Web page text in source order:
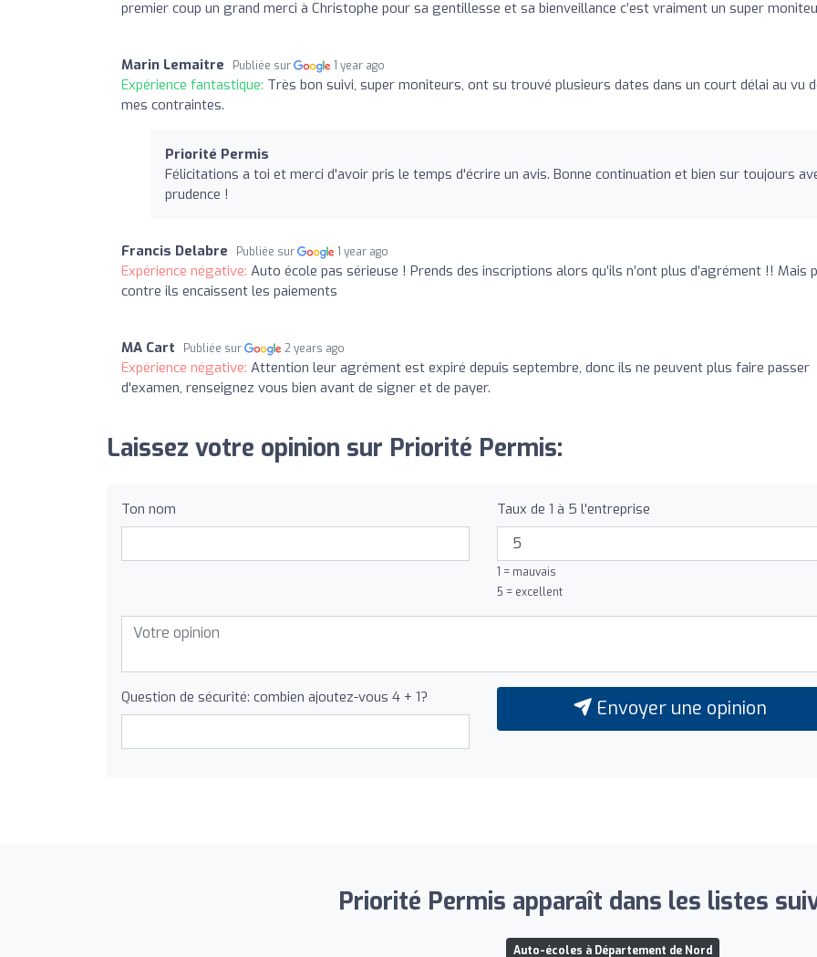
premier coup un grand merci à Christophe pour sa gentillesse et sa bienveillance c’est vraiment un super
Marin Lemaitre Publiée sur 1 year ago
Expérience fantastique: Très bon suivi, super moniteurs, ont su trouvé plusieurs dates dans un court délai au vu
mes contraintes.
Priorité Permis
Félicitations a toi et merci d'avoir pris le temps d'écrire un avis. Bonne continuation et bien sur toujours
prudence !
Francis Delabre Publiée sur 1 year ago
Expérience négative: Auto école pas sérieuse ! Prends des inscriptions alors qu’ils n’ont plus d’agrément !! Mais
contre ils encaissent les paiements
MA Cart Publiée sur 2 years ago
Expérience négative: Attention leur agrément est expiré depuis septembre, donc ils ne peuvent plus faire passer
d'examen, renseignez vous bien avant de signer et de payer.
Laissez votre opinion sur Priorité Permis:
Ton nom Taux de 1 à 5 l'entreprise
1 = mauvais
5 = excellent
Question de sécurité: combien ajoutez-vous 4 + 1? Envoyer une opinion
Priorité Permis apparaît dans les listes
Auto-écoles à Département de Nord